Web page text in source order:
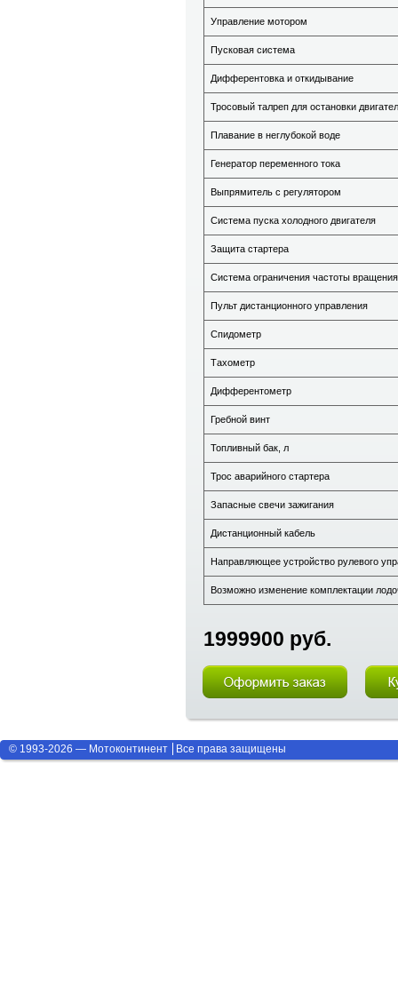
Управление мотором
Пусковая система
Дифферентовка и откидывание
Тросовый талреп для остановки
Плавание в неглубокой воде
Генератор переменного тока
Выпрямитель с регулятором
Система пуска холодного двигателя
Защита стартера
Система ограничения частоты вращения
Пульт дистанционного управления
Спидометр
Тахометр
Дифферентометр
Гребной винт
Топливный бак, л
Трос аварийного стартера
Запасные свечи зажигания
Дистанционный кабель
Направляющее устройство рулевого
Возможно изменение комплектации
1999900 руб.
© 1993-2026 — Мотоконтинент Все права защищены